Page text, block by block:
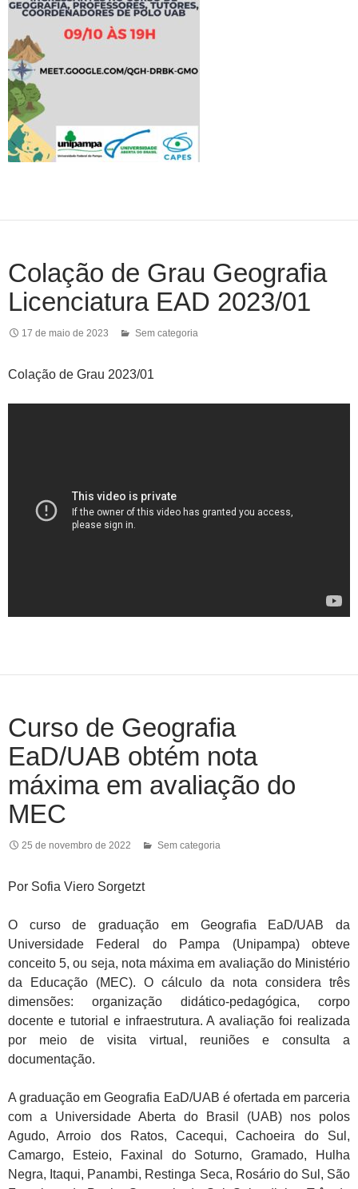
Colação de Grau Geografia
Licenciatura EAD 2023/01
17 de maio de 2023 Sem categoria
Colação de Grau 2023/01
Curso de Geografia
EaD/UAB obtém nota
máxima em avaliação do
MEC
25 de novembro de 2022 Sem categoria
Por Sofia Viero Sorgetzt
O curso de graduação em Geografia EaD/UAB da
Universidade Federal do Pampa (Unipampa) obteve
conceito 5, ou seja, nota máxima em avaliação do Ministério
da Educação (MEC). O cálculo da nota considera três
dimensões: organização didático-pedagógica, corpo
docente e tutorial e infraestrutura. A avaliação foi realizada
por meio de visita virtual, reuniões e consulta a
documentação.
A graduação em Geografia EaD/UAB é ofertada em parceria
com a Universidade Aberta do Brasil (UAB) nos polos
Agudo, Arroio dos Ratos, Cacequi, Cachoeira do Sul,
Camargo, Esteio, Faxinal do Soturno, Gramado, Hulha
Negra, Itaqui, Panambi, Restinga Seca, Rosário do Sul, São